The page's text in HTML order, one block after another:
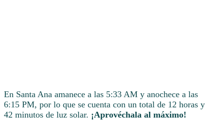
En Santa Ana amanece a las 5:33 AM y anochece a las
6:15 PM, por lo que se cuenta con un total de 12 horas y
42 minutos de luz solar. ¡Aprovéchala al máximo!